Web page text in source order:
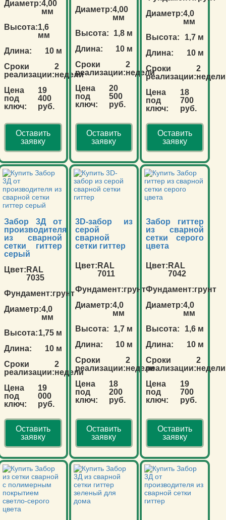
Диаметр:4,00
мм
Высота:1,6
мм
Длина:
10 м
Сроки
реализации:
2
недели
Цена
под
ключ:
19
400
руб.
Оставить
заявку
Диаметр:4,00
мм
Высота:
1,8 м
Длина:
10 м
Сроки
реализации:
2
недели
Цена
под
ключ:
20
500
руб.
Оставить
заявку
Диаметр:4,0
мм
Высота:
1,7 м
Длина:
10 м
Сроки
реализации:
2
недели
Цена
под
ключ:
18
700
руб.
Оставить
заявку
Забор 3Д от
производителя
из сварной
сетки гиттер
серый
Цвет: RAL
7035
Фундамент:грунт
Диаметр:4,0
мм
Высота:1,75 м
Длина:
10 м
Сроки
реализации:
2
недели
Цена
под
ключ:
19
000
руб.
Оставить
заявку
3D-забор из
серой
сварной
сетки гиттер
Цвет: RAL
7011
Фундамент:грунт
Диаметр:4,0
мм
Высота:
1,7 м
Длина:
10 м
Сроки
реализации:
2
недели
Цена
под
ключ:
18
200
руб.
Оставить
заявку
Забор гиттер
из сварной
сетки серого
цвета
Цвет: RAL
7042
Фундамент:грунт
Диаметр:4,0
мм
Высота:
1,6 м
Длина:
10 м
Сроки
реализации:
2
недели
Цена
под
ключ:
19
700
руб.
Оставить
заявку